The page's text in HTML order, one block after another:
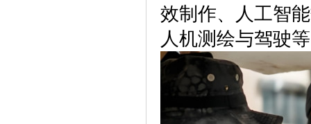
效制作、人工智
人机测绘与驾驶